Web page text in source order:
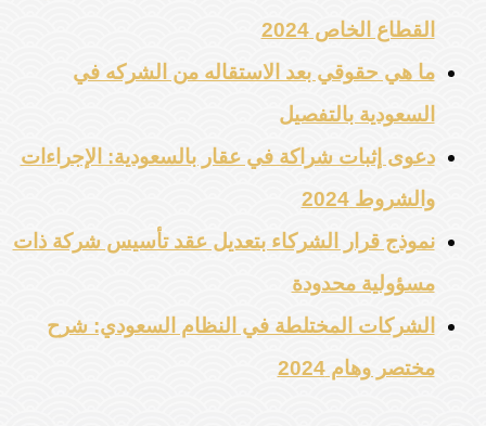
القطاع الخاص 2024
ما هي حقوقي بعد الاستقاله من الشركه في
السعودية بالتفصيل
دعوى إثبات شراكة في عقار بالسعودية: الإجراءات
والشروط 2024
نموذج قرار الشركاء بتعديل عقد تأسيس شركة ذات
مسؤولية محدودة
الشركات المختلطة في النظام السعودي: شرح
مختصر وهام 2024